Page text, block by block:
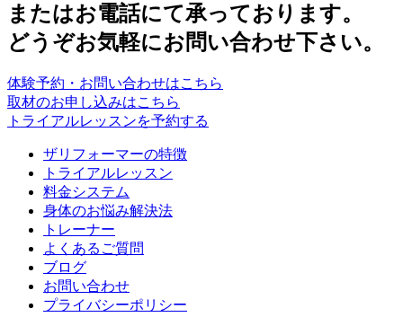
またはお電話にて承っております。
どうぞお気軽にお問い合わせ下さい。
体験予約・お問い合わせはこちら
取材のお申し込みはこちら
トライアルレッスンを予約する
ザリフォーマーの特徴
トライアルレッスン
料金システム
身体のお悩み解決法
トレーナー
よくあるご質問
ブログ
お問い合わせ
プライバシーポリシー